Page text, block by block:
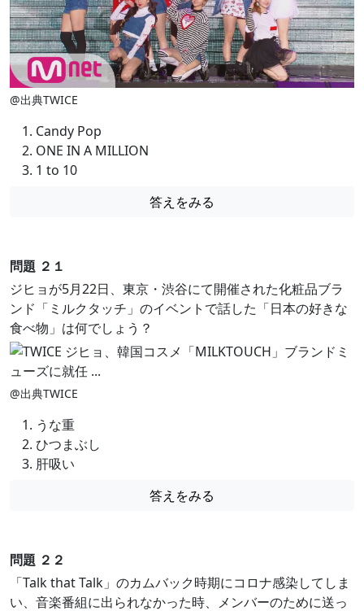
@出典TWICE
Candy Pop
ONE IN A MILLION
1 to 10
答えをみる
問題 ２１
ジヒョが5月22日、東京・渋谷にて開催された化粧品ブラ
ンド「ミルクタッチ」のイベントで話した「日本の好きな
食べ物」は何でしょう？
@出典TWICE
うな重
ひつまぶし
肝吸い
答えをみる
問題 ２２
「Talk that Talk」のカムバック時期にコロナ感染してしま
い、音楽番組に出られなかった時、メンバーのために送っ